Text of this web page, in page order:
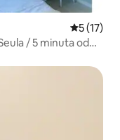
Prosječna
5 (17)
/ 5 minuta od
Korea University
gosti”